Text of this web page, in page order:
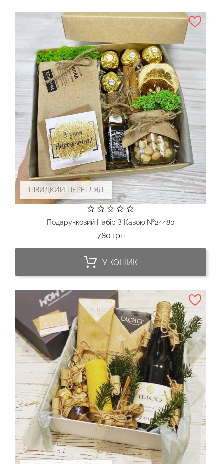
ШВИДКИЙ ПЕРЕГЛЯД
Подарунковий Набір З Кавою №24480
780 грнЦіна
У КОШИК